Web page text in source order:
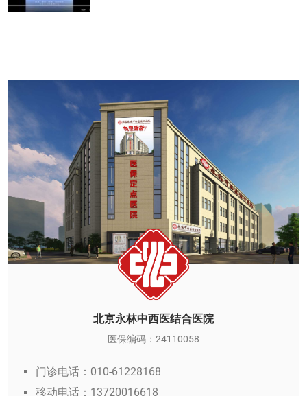
北京永林中西医结合医院
医保编码：24110058
门诊电话：010-61228168
移动电话：13720016618